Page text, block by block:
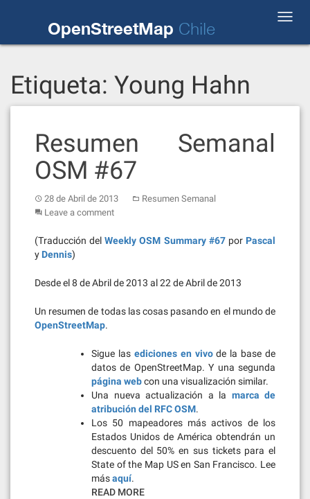
OpenStreetMap Chile
Etiqueta: Young Hahn
Resumen Semanal
OSM #67
28 de Abril de 2013
Resumen Semanal
Leave a comment
(Traducción delWeekly OSM Summary #67por Pascal
y Dennis)
Desde el 8 de Abril de 2013 al 22 de Abril de 2013
Un resumen de todas las cosas pasando en el mundo de
OpenStreetMap.
Sigue las ediciones en vivode la base de
datos de OpenStreetMap. Y una segunda
página webcon una visualización similar.
Una nueva actualización a la marca de
atribución del RFC OSM.
Los 50 mapeadores más activos de los
Estados Unidos de América obtendrán un
descuento del 50% en sus tickets para el
State of the Map US en San Francisco. Lee
másaquí.
READ MORE